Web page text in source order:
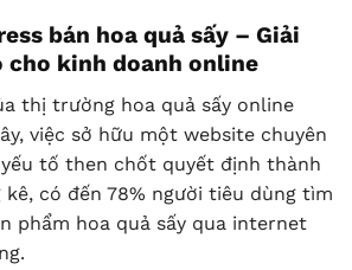
bán hoa quả sấy – Giải
cho kinh doanh online
thị trường hoa quả sấy online
việc sở hữu một website chuyên
tố then chốt quyết định thành
có đến 78% người tiêu dùng tìm
phẩm hoa quả sấy qua internet